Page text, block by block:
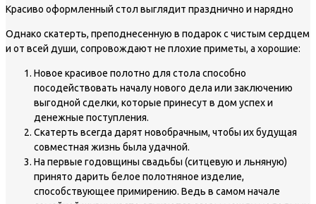
Красиво оформленный стол выглядит празднично и нарядно
Однако скатерть, преподнесенную в подарок с чистым сердцем
и от всей души, сопровождают не плохие приметы, а хорошие:
Новое красивое полотно для стола способно
посодействовать началу нового дела или заключению
выгодной сделки, которые принесут в дом успех и
денежные поступления.
Скатерть всегда дарят новобрачным, чтобы их будущая
совместная жизнь была удачной.
На первые годовщины свадьбы (ситцевую и льняную)
принято дарить белое полотняное изделие,
способствующее примирению. Ведь в самом начале